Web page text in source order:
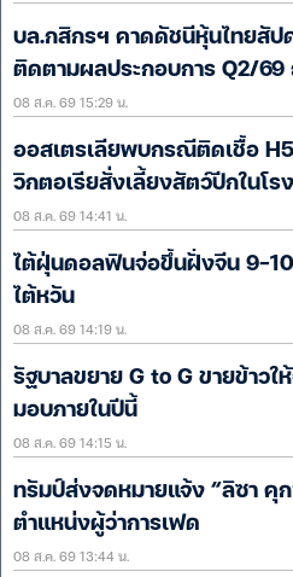
บล.กสิกรฯ คาดดัชนีหุ้นไทยสัป
ติดตามผลประกอบการ Q2/69
08 ส.ค. 69 15:29 น.
ออสเตรเลียพบกรณีติดเชื้อ
วิกตอเรียสั่งเลี้ยงสัตว์ปีกในโร
08 ส.ค. 69 14:41 น.
ไต้ฝุ่นดอลฟินจ่อขึ้นฝั่งจีน 9-
ไต้หวัน
08 ส.ค. 69 14:19 น.
รัฐบาลขยาย G to G ขายข้าว
มอบภายในปีนี้
08 ส.ค. 69 14:15 น.
ทรัมป์ส่งจดหมายแจ้ง “ลิซา คุ
ตำแหน่งผู้ว่าการเฟด
08 ส.ค. 69 13:44 น.